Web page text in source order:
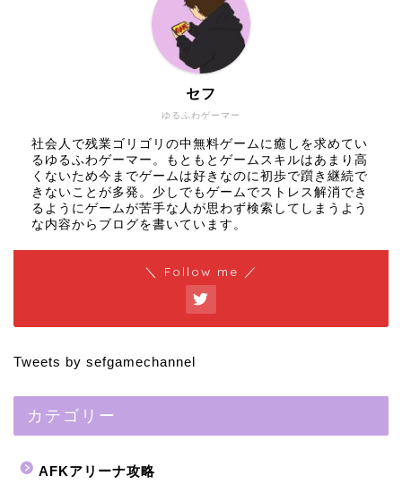
ゆるふわゲーマー
セフ
社会人で残業ゴリゴリの中無料ゲームに癒しを求めてい
るゆるふわゲーマー。もともとゲームスキルはあまり高
くないため今までゲームは好きなのに初歩で躓き継続で
きないことが多発。少しでもゲームでストレス解消でき
るようにゲームが苦手な人が思わず検索してしまうよう
な内容からブログを書いています。
＼ Follow me ／
Tweets by sefgamechannel
カテゴリー
AFKアリーナ攻略